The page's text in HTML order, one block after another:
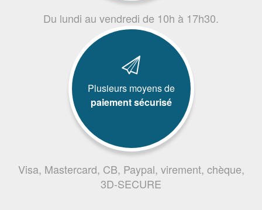
Du lundi au vendredi de 10h à 17h30.
Plusieurs moyens de
paiement sécurisé
Visa, Mastercard, CB, Paypal, virement, chèque,
3D-SECURE